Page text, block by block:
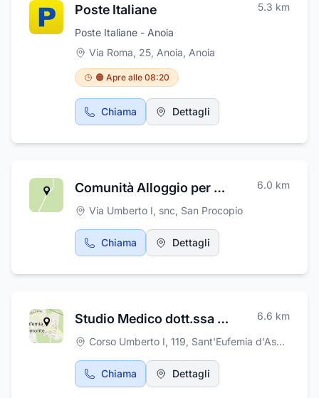
Poste Italiane 5.3 km
Poste Italiane - Anoia
Via Roma, 25, Anoia, Anoia
🟠 Apre alle 08:20
Chiama Dettagli
Comunità Alloggio per Anziani "La Valle dell'Eden" 6.0 km
Via Umberto I, snc, San Procopio
Chiama Dettagli
Studio Medico dott.ssa Maria Antonella Luppino 6.6 km
Corso Umberto I, 119, Sant'Eufemia d'Aspromonte
Chiama Dettagli